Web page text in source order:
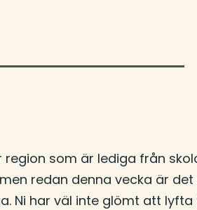
som är lediga från
redan denna vecka är
Ni har väl inte glömt att